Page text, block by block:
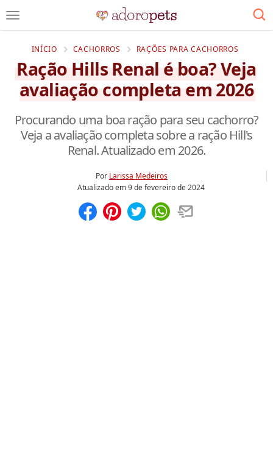
INÍCIO CACHORROS RAÇÕES PARA CACHORROS
Ração Hills Renal é boa? Veja
avaliação completa em 2026
Procurando uma boa ração para seu cachorro?
Veja a avaliação completa sobre a ração Hill's
Renal. Atualizado em 2026.
Por Larissa Medeiros
Atualizado em9 de fevereiro de 2024